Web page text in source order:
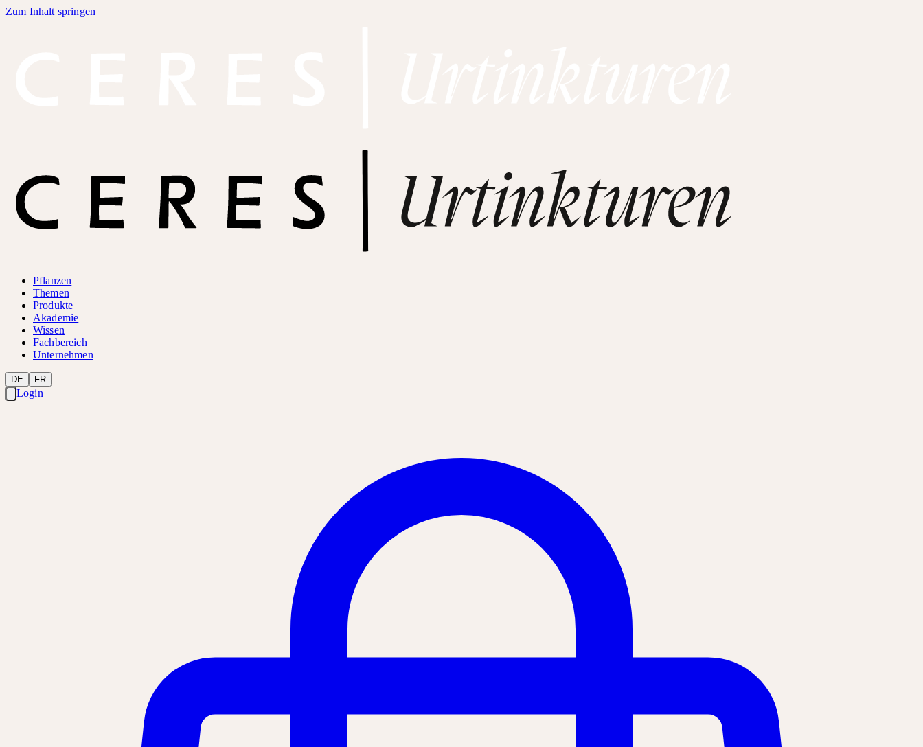
Zum Inhalt springen
Pflanzen
Themen
Produkte
Akademie
Wissen
Fachbereich
Unternehmen
DE FR
Login